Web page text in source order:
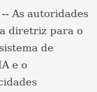
As autoridades
diretriz para o
de
e o